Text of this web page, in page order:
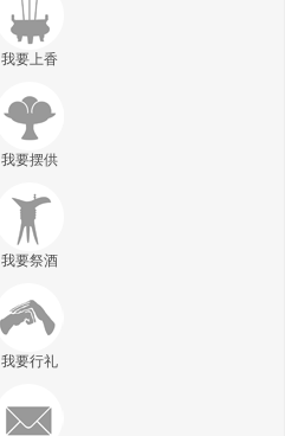
我要上香
我要摆供
我要祭酒
我要行礼